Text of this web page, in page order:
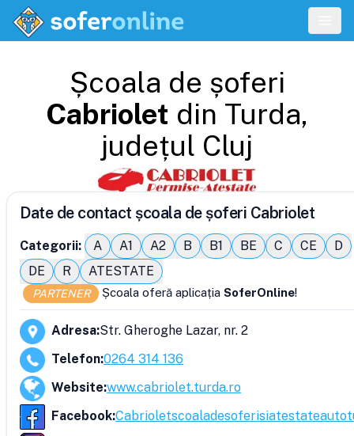
Școala de șoferi
Cabriolet din Turda,
județul Cluj
Date de contact școala de șoferi Cabriolet
Categorii: A A1 A2 B B1 BE C CE
D
DE
R ATESTATE
PARTENER Școala oferă aplicația SoferOnline!
Adresa:Str. Gheroghe Lazar, nr. 2
Telefon:0264 314 136
Website:www.cabriolet.turda.ro
Facebook: